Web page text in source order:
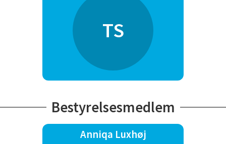
TS
Bestyrelsesmedlem
Anniqa Luxhøj